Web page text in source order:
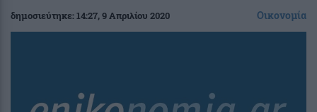
δημοσιεύτηκε:14:27, 9 Απριλίου 2020 Οικονομία